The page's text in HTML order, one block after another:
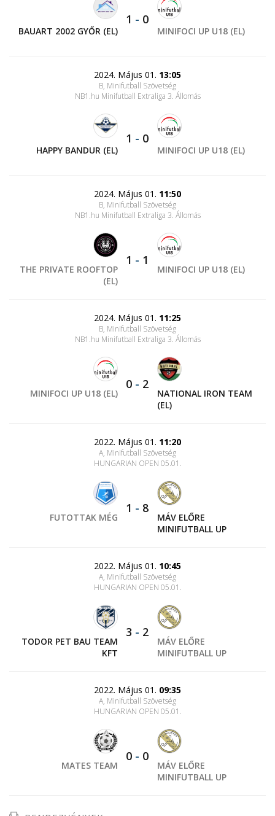
BAUART 2002 GYŐR (EL)
1 - 0
MINIFOCI UP U18 (EL)
2024. Május 01. 13:05
B, Minifutball Szövetség
NB1.hu Minifutball Extraliga 3. Állomás
HAPPY BANDUR (EL)
1 - 0
MINIFOCI UP U18 (EL)
2024. Május 01. 11:50
B, Minifutball Szövetség
NB1.hu Minifutball Extraliga 3. Állomás
THE PRIVATE ROOFTOP
(EL)
1 - 1
MINIFOCI UP U18 (EL)
2024. Május 01. 11:25
B, Minifutball Szövetség
NB1.hu Minifutball Extraliga 3. Állomás
MINIFOCI UP U18 (EL)
0 - 2
NATIONAL IRON TEAM
(EL)
2022. Május 01. 11:20
A, Minifutball Szövetség
HUNGARIAN OPEN 05.01.
FUTOTTAK MÉG
1 - 8
MÁV ELŐRE
MINIFUTBALL UP
2022. Május 01. 10:45
A, Minifutball Szövetség
HUNGARIAN OPEN 05.01.
TODOR PET BAU TEAM
KFT
3 - 2
MÁV ELŐRE
MINIFUTBALL UP
2022. Május 01. 09:35
A, Minifutball Szövetség
HUNGARIAN OPEN 05.01.
MATES TEAM
0 - 0
MÁV ELŐRE
MINIFUTBALL UP